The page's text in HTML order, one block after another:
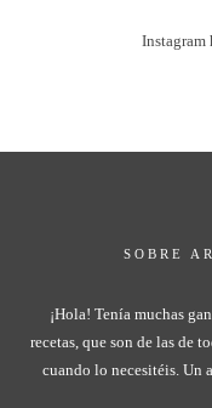
Instagram
SOBRE
¡Hola! Tenía muchas
recetas, que son de las de
cuando lo necesitéis. Un